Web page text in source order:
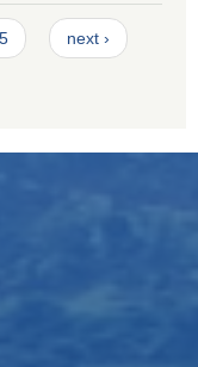
5 next ›